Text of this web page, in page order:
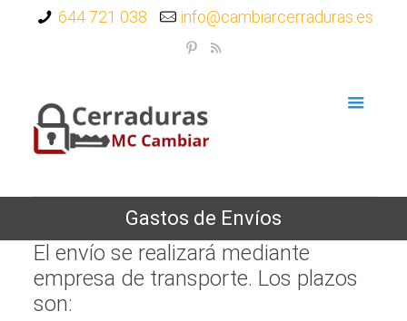
644 721 038 info@cambiarcerraduras.es
Gastos de Envíos
El envío se realizará mediante
empresa de transporte. Los plazos
son: